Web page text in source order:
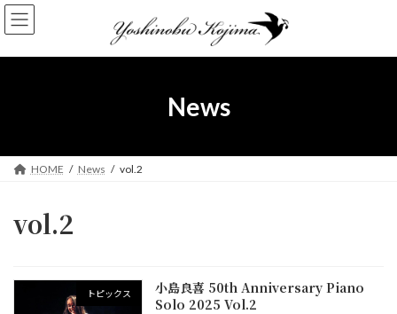
コ
ン
ン
ナ
ビ
ー
News
HOME News vol.2
vol.2
トピックス
小島良喜 50th Anniversary Piano
Solo 2025 Vol.2